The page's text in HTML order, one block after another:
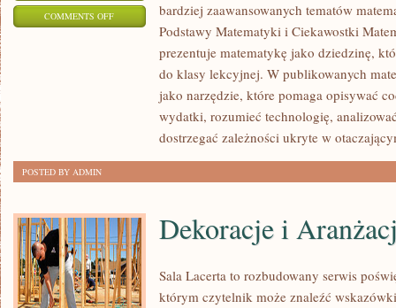
COMMENTS OFFON
MATEMATYKA
bardziej zaawansowanych tematów
Podstawy Matematyki i Ciekawostki
prezentuje matematykę jako dziedzinę,
do klasy lekcyjnej. W publikowanych
jako narzędzie, które pomaga opisywać
wydatki, rozumieć technologię,
dostrzegać zależności ukryte w
POSTED BY ADMIN
Dekoracje i
Sala Lacerta to rozbudowany serwis
którym czytelnik może znaleźć